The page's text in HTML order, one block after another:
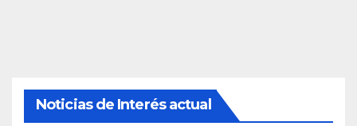
Noticias de Interés actual